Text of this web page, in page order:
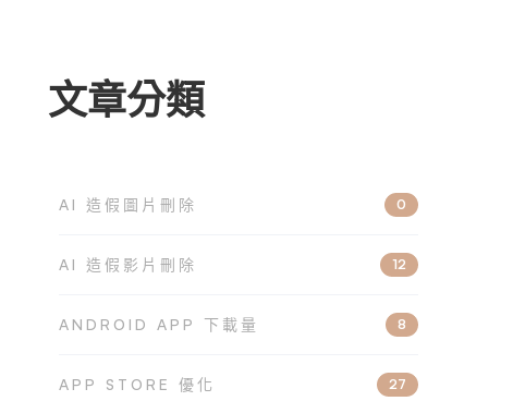
文章分類
AI 造假圖片刪除 0
AI 造假影片刪除 12
ANDROID APP 下載量 8
APP STORE 優化 27